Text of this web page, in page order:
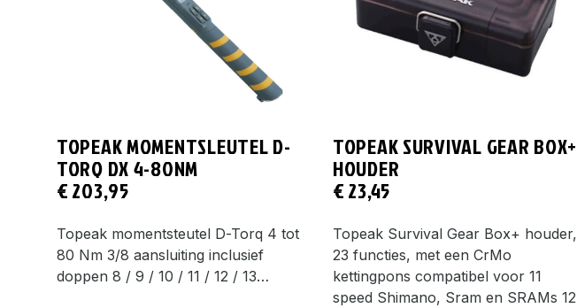
TOPEAK MOMENTSLEUTEL D-
TORQ DX 4-80NM
€203,95
Topeak momentsteutel D-Torq 4 tot
80 Nm 3/8 aansluiting inclusief
doppen 8 / 9 / 10 / 11 / 12 / 13…
TOPEAK SURVIVAL GEAR BOX+
HOUDER
€23,45
Topeak Survival Gear Box+ houder,
23 functies, met een CrMo
kettingpons compatibel voor 11
speed Shimano, Sram en SRAMs 12